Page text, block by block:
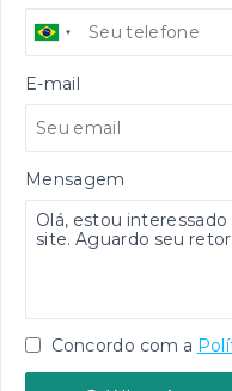
E-mail
Mensagem
Concordo com a